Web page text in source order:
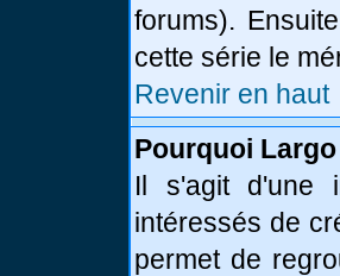
forums).
cette série le
Revenir en haut
Pourquoi
Il s'agit d'une
intéressés de
permet de